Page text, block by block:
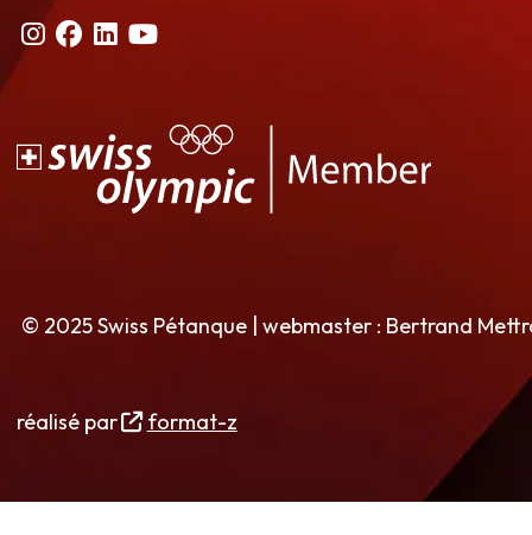
© 2025 Swiss Pétanque | webmaster : Bertrand
réalisé par format-z